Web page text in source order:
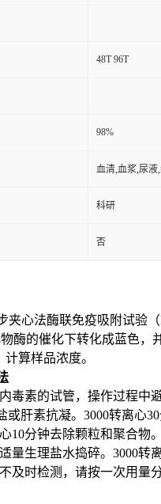
48T 96T
98%
血清,血浆,尿液
科研
否
夹心法酶联免疫吸附试验（
酶的催化下转化成蓝色，
算样品浓度。
毒素的试管，操作过程中
肝素抗凝。3000转离心30
10分钟去除颗粒和聚合物。
量生理盐水捣碎。3000转
及时检测，请按一次用量